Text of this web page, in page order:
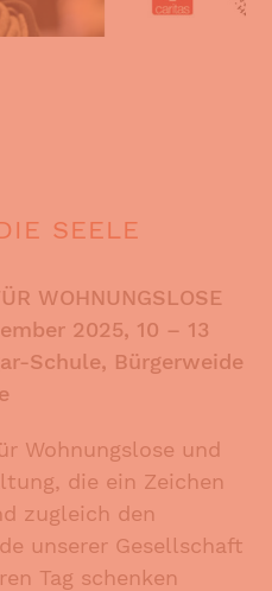
SEELE
WOHNUNGSLOSE
2025, 10 – 13
Schule, Bürgerweide
Wohnungslose und
die ein Zeichen
zugleich den
unserer Gesellschaft
Tag schenken